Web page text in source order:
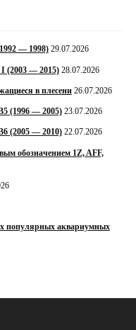
— 1998) 29.07.2026
I (2003 — 2015) 28.07.2026
в плесени 26.07.2026
(1996 — 2005) 23.07.2026
(2005 — 2010) 22.07.2026
обозначением 1Z, AFF,
популярных аквариумных